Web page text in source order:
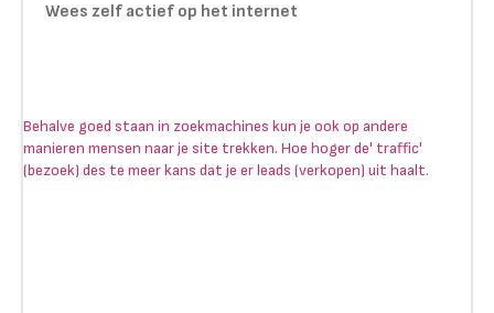
Wees zelf actief op het internet
Behalve goed staan in zoekmachines kun je ook op andere
manieren mensen naar je site trekken. Hoe hoger de' traffic'
(bezoek) des te meer kans dat je er leads (verkopen) uit haalt.